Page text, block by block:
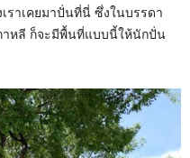
ราเคยมาปั่นที่นี่ ซึ่งในบรรดา
าหลี ก็จะมีพื้นที่แบบนี้ให้นักปั่น